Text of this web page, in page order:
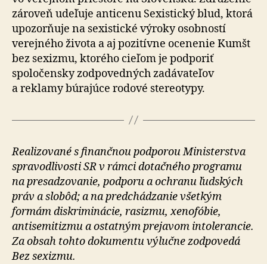
zároveň udeľuje anticenu Sexistický blud, ktorá
upozorňuje na sexistické výroky osobností
verejného života a aj pozitívne ocenenie Kumšt
bez sexizmu, ktorého cieľom je podporiť
spoločensky zodpovedných zadávateľov
a reklamy búrajúce rodové stereotypy.
Realizované s finančnou podporou Ministerstva
spravodlivosti SR v rámci dotačného programu
na presadzovanie, podporu a ochranu ľudských
práv a slobôd; a na predchádzanie všetkým
formám diskriminácie, rasizmu, xenofóbie,
antisemitizmu a ostatným prejavom intolerancie.
Za obsah tohto dokumentu výlučne zodpovedá
Bez sexizmu.